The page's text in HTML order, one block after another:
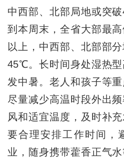
中西部、北部局地或突
到本周末，全省大部最
以上，中西部、北部部
45℃。长时间身处湿热型
发中暑。老人和孩子等
尽量减少高温时段外出
风和适宜温度，及时补
要合理安排工作时间，
业，随身携带藿香正气